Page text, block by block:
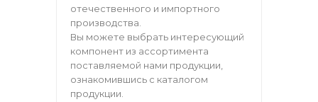
отечественного и импортного
производства.
Вы можете выбрать интересующий
компонент из ассортимента
поставляемой нами продукции,
ознакомившись с каталогом
продукции.